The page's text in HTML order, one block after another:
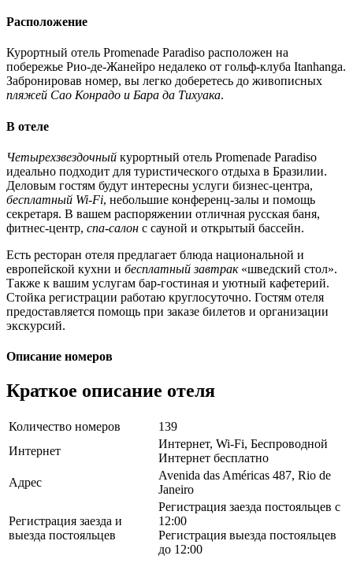
Расположение
Курортный отель Promenade Paradiso расположен на
побережье Рио-де-Жанейро недалеко от гольф-клуба Itanhanga.
Забронировав номер, вы легко доберетесь до живописных
пляжей Сао Конрадо и Бара да Тихуака.
В отеле
Четырехзвездочный курортный отель Promenade Paradiso
идеально подходит для туристического отдыха в Бразилии.
Деловым гостям будут интересны услуги бизнес-центра,
бесплатный Wi-Fi, небольшие конференц-залы и помощь
секретаря. В вашем распоряжении отличная русская баня,
фитнес-центр, спа-салон с сауной и открытый бассейн.
Есть ресторан отеля предлагает блюда национальной и
европейской кухни и бесплатный завтрак«шведский стол».
Также к вашим услугам бар-гостиная и уютный кафетерий.
Стойка регистрации работаю круглосуточно. Гостям отеля
предоставляется помощь при заказе билетов и организации
экскурсий.
Описание номеров
Краткое описание отеля
Количество номеров
139
Интернет
Интернет, Wi-Fi, Беспроводной
Интернет бесплатно
Адрес
Avenida das Américas 487, Rio de
Janeiro
Регистрация заезда и
выезда постояльцев
Регистрация заезда постояльцев с
12:00
Регистрация выезда постояльцев
до 12:00